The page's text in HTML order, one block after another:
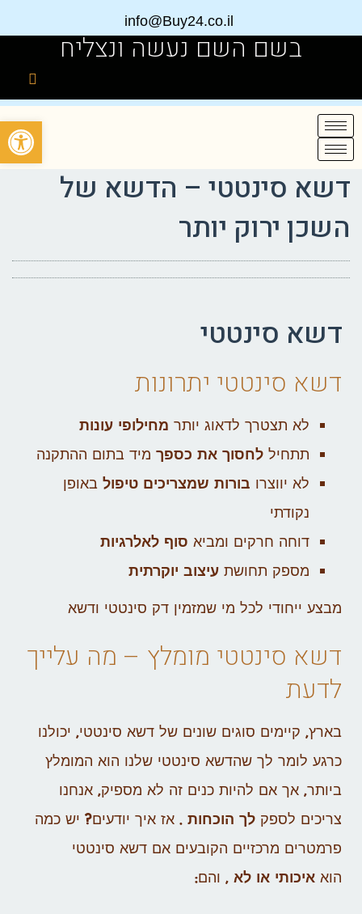
info@Buy24.co.il
בשם השם נעשה ונצליח
דשא סינטטי – הדשא של
השכן ירוק יותר
דשא סינטטי
דשא סינטטי יתרונות
לא תצטרך לדאוג יותר מחילופי עונות
תתחיל לחסוך את כספך מיד בתום ההתקנה
לא יווצרו בורות שמצריכים טיפול באופן
נקודתי
דוחה חרקים ומביא סוף לאלרגיות
מספק תחושת עיצוב יוקרתית
מבצע ייחודי לכל מי שמזמין דק סינטטי ודשא
דשא סינטטי מומלץ – מה עלייך
לדעת
בארץ, קיימים סוגים שונים של דשא סינטטי, יכולנו
כרגע לומר לך שהדשא סינטטי שלנו הוא המומלץ
ביותר, אך אם להיות כנים זה לא מספיק, אנחנו
צריכים לספק לך הוכחות . אז איך יודעים? יש כמה
פרמטרים מרכזיים הקובעים אם דשא סינטטי
הוא איכותי או לא , והם: